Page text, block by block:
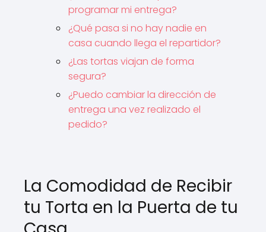
programar mi entrega?
¿Qué pasa si no hay nadie en
casa cuando llega el repartidor?
¿Las tortas viajan de forma
segura?
¿Puedo cambiar la dirección de
entrega una vez realizado el
pedido?
La Comodidad de Recibir
tu Torta en la Puerta de tu